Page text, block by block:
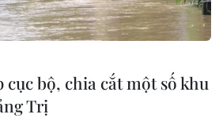
cục bộ, chia cắt một số khu
Trị